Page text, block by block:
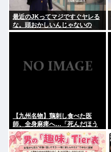
最近のJKってマジですぐヤレる
な。頭おかしいんじゃないの
【九州名物】鶏刺し食べた医
師、全身麻痺へ…「死んだほう
が良い」